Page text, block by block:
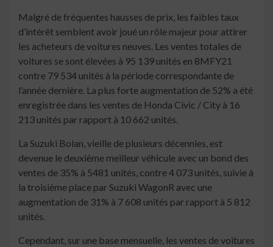
Malgré de fréquentes hausses de prix, les faibles taux
d’intérêt semblent avoir joué un rôle majeur pour attirer
les acheteurs de voitures neuves. Les ventes totales de
voitures se sont élevées à 95 139 unités en 8MFY21
contre 79 534 unités à la période correspondante de
l’année dernière. La plus forte augmentation de 52% a été
enregistrée dans les ventes de Honda Civic / City à 16
213 unités par rapport à 10 662 unités.
La Suzuki Bolan, vieille de plusieurs décennies, est
devenue le deuxième meilleur véhicule avec un bond des
ventes de 35% à 5481 unités, contre 4 073 unités, suivie à
la troisième place par Suzuki WagonR avec une
augmentation de 31% à 7 608 unités par rapport à 5 812
unités.
Cependant, sur une base mensuelle, les ventes de voitures